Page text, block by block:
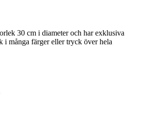
30 cm i diameter och har exklusiva
i många färger eller tryck över hela